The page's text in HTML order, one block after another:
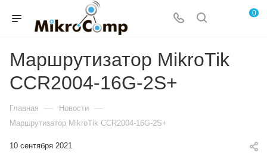
0
Маршрутизатор MikroTik
CCR2004-16G-2S+
Главная — Новости —
Маршрутизатор MikroTik CCR2004-16G-2S+
10 сентября 2021